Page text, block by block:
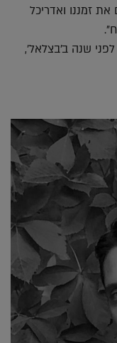
זמננו ואדריכל
לפני שנה ב'בצלאל',